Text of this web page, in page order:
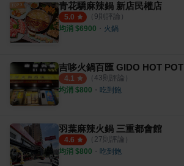
青花驕麻辣鍋 新店民權店
5.0 （ 9則評論）
均消 $6900 ・ 火鍋
吉哆火鍋百匯 GIDO HOT POT
4.1 （ 43則評論）
均消 $800 ・ 吃到飽
羽葉麻辣火鍋 三重都會館
4.6 （ 27則評論）
均消 $800 ・ 吃到飽